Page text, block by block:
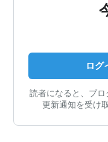
ログ
読者になると、ブロ
更新通知を受け